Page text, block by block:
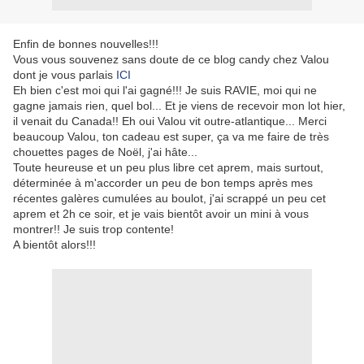
Enfin de bonnes nouvelles!!!
Vous vous souvenez sans doute de ce blog candy chez Valou
dont je vous parlais ICI
Eh bien c'est moi qui l'ai gagné!!! Je suis RAVIE, moi qui ne
gagne jamais rien, quel bol... Et je viens de recevoir mon lot hier,
il venait du Canada!! Eh oui Valou vit outre-atlantique... Merci
beaucoup Valou, ton cadeau est super, ça va me faire de très
chouettes pages de Noël, j'ai hâte...
Toute heureuse et un peu plus libre cet aprem, mais surtout,
déterminée à m'accorder un peu de bon temps après mes
récentes galères cumulées au boulot, j'ai scrappé un peu cet
aprem et 2h ce soir, et je vais bientôt avoir un mini à vous
montrer!! Je suis trop contente!
A bientôt alors!!!